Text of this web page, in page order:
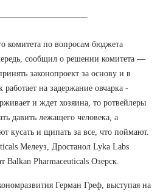
комитета по вопросам бюджета
сообщил о решении комитета —
законопроект за основу и в
на задержание овчарка -
и ждет хозяина, то ротвейлеры
давить лежащего человека, а
кусать и щипать за все, что поймают.
Мелеуз, Дростанол Lyka Labs
Balkan Pharmaceuticals Озерск.
Герман Греф, выступая на